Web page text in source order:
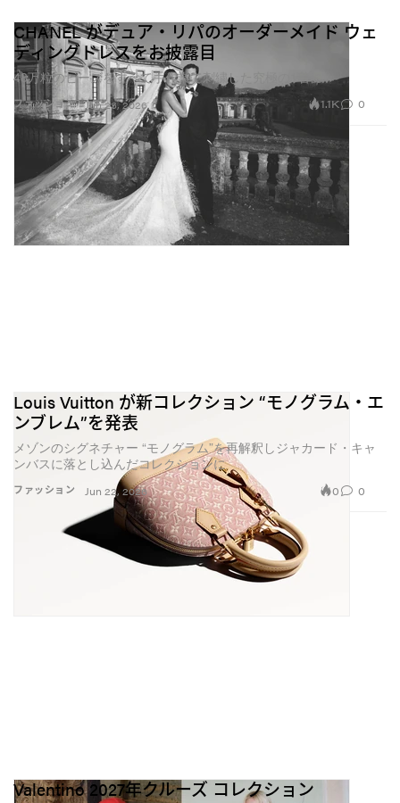
ファッション
CHANEL がデュア・リパのオーダーメイド ウェ
ディングドレスをお披露目
48万粒のビーズをすべて手作業で刺繍した究極の1着に
Jun 23, 2026 1.1K 0
ファッション
Louis Vuitton が新コレクション “モノグラム・エ
ンブレム”を発表
メゾンのシグネチャー “モノグラム”を再解釈しジャカード・キャ
ンバスに落とし込んだコレクションに
Jun 22, 2026 0 0
Valentino 2027年クルーズ コレクション